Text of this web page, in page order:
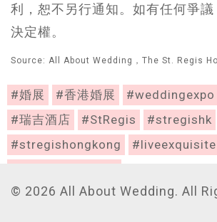
利，恕不另行通知。如有任何爭
決定權。
Source: All About Wedding，The St. Regis
#婚展 #香港婚展 #weddingexpo
#瑞吉酒店
#StRegis
#stregishk
#stregishongkong
#liveexquisite
© 2026 All About Wedding. All